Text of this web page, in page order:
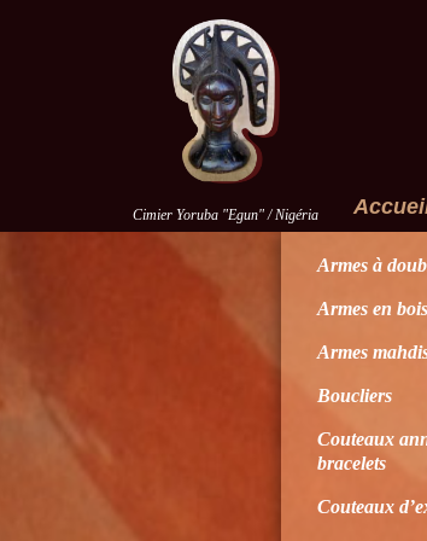
Cimier Yoruba "Egun" / Nigéria
Armes à
Armes en bois
Armes
Boucliers
Couteaux
bracelets
Couteaux